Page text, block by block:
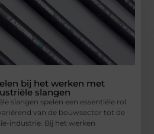
bij het werken met
slangen
slangen spelen een essentiële rol
van de bouwsector tot de
industrie. Bij het werken